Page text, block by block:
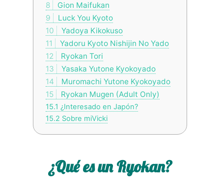
8
Gion Maifukan
9
Luck You Kyoto
10
Yadoya Kikokuso
11
Yadoru Kyoto Nishijin No Yado
12
Ryokan Tori
13
Yasaka Yutone Kyokoyado
14
Muromachi Yutone Kyokoyado
15
Ryokan Mugen (Adult Only)
15.1 ¿Interesado en Japón?
15.2 Sobre miVicki
¿Qué es un Ryokan?